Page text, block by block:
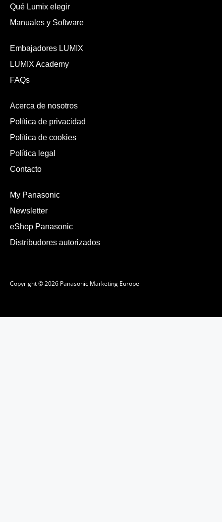
Qué Lumix elegir
Manuales y Software
Embajadores LUMIX
LUMIX Academy
FAQs
Acerca de nosotros
Política de privacidad
Política de cookies
Política legal
Contacto
My Panasonic
Newsletter
eShop Panasonic
Distribudores autorizados
Copyright © 2026 Panasonic Marketing Europe